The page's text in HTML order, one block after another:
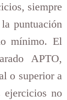
siempre
puntuación
mínimo. El
APTO,
o superior a
no